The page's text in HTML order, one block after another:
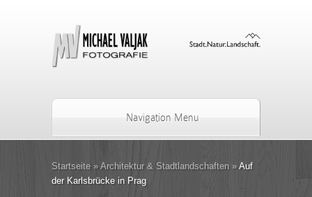
Navigation Menu
Startseite » Architektur & Stadtlandschaften » Auf
der Karlsbrücke in Prag